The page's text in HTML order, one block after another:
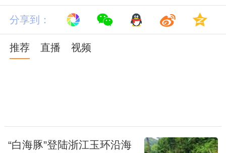
常年冬至期间，黑龙江、吉林东部、内蒙古东
北部、青藏高原北部等地早已是冰天雪地，最
北地区大部，此时最低气温也在-10℃以下，
属于天寒地冻的冰封区。
分享到：
推荐 直播 视频
“白海豚”登陆浙江玉环沿海